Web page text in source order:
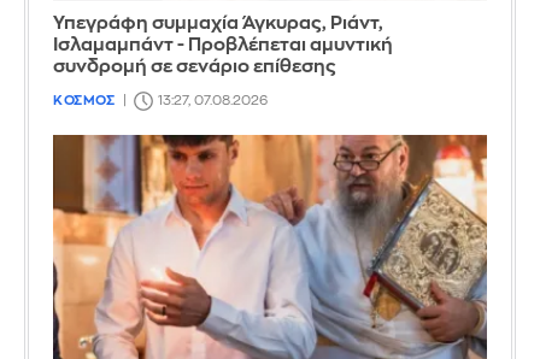
Υπεγράφη συμμαχία Άγκυρας, Ριάντ,
Ισλαμαμπάντ - Προβλέπεται αμυντική
συνδρομή σε σενάριο επίθεσης
ΚΟΣΜΟΣ 13:27, 07.08.2026